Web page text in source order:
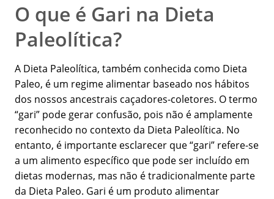
O que é Gari na Dieta
Paleolítica?
A Dieta Paleolítica, também conhecida como Dieta
Paleo, é um regime alimentar baseado nos hábitos
dos nossos ancestrais caçadores-coletores. O termo
“gari” pode gerar confusão, pois não é amplamente
reconhecido no contexto da Dieta Paleolítica. No
entanto, é importante esclarecer que “gari” refere-se
a um alimento específico que pode ser incluído em
dietas modernas, mas não é tradicionalmente parte
da Dieta Paleo. Gari é um produto alimentar